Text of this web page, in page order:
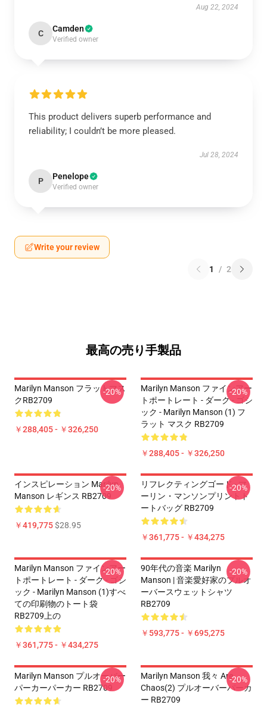
Aug 22, 2024
C Camden
Verified owner
This product delivers superb performance and
reliability; I couldn’t be more pleased.
Jul 28, 2024
P Penelope
Verified owner
Write your review
1 / 2
最高の売り手製品
Marilyn Manson フラットマス
クRB2709
￥288,405 - ￥326,250
-20%
Marilyn Manson ファインアー
トポートレート - ダーク - ゴシ
ック - Marilyn Manson (1) フ
ラット マスク RB2709
￥288,405 - ￥326,250
-20%
インスピレーション Marilyn
Manson レギンス RB2709
￥419,775$28.95
-20%
リフレクティングゴード - マ
ーリン・マンソンプリントト
ートバッグ RB2709
￥361,775 - ￥434,275
-20%
Marilyn Manson ファインアー
トポートレート - ダーク - ゴシ
ック - Marilyn Manson (1)すべ
ての印刷物のトート袋
RB2709上の
￥361,775 - ￥434,275
-20%
90年代の音楽 Marilyn
Manson | 音楽愛好家のプルオ
ーバースウェットシャツ
RB2709
￥593,775 - ￥695,275
-20%
Marilyn Manson プルオーバー
パーカーパーカー RB2709
-20%
Marilyn Manson 我々 Are
Chaos(2) プルオーバーパーカ
ー RB2709
-20%